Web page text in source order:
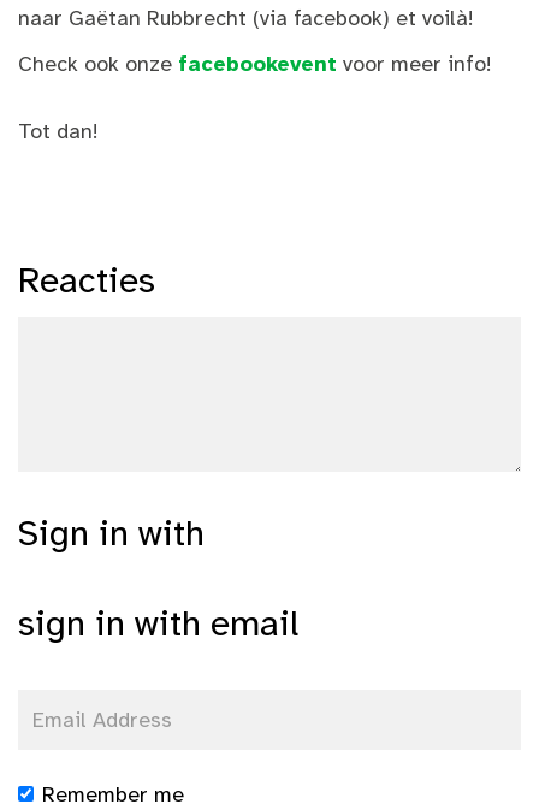
naar Gaëtan Rubbrecht (via facebook) et voilà!
Check ook onze facebookevent voor meer info!
Tot dan!
Reacties
Sign in with
sign in with email
Remember me